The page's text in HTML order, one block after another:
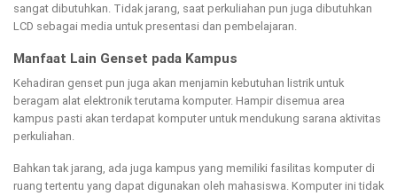
sangat dibutuhkan. Tidak jarang, saat perkuliahan pun juga dibutuhkan
LCD sebagai media untuk presentasi dan pembelajaran.
Manfaat Lain Genset pada Kampus
Kehadiran genset pun juga akan menjamin kebutuhan listrik untuk
beragam alat elektronik terutama komputer. Hampir disemua area
kampus pasti akan terdapat komputer untuk mendukung sarana aktivitas
perkuliahan.
Bahkan tak jarang, ada juga kampus yang memiliki fasilitas komputer di
ruang tertentu yang dapat digunakan oleh mahasiswa. Komputer ini tidak